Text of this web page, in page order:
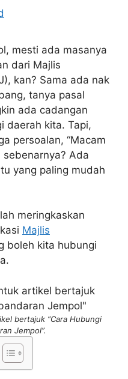
mesti ada masanya
dari Majlis
kan? Sama ada nak
tanya pasal
ada cadangan
daerah kita. Tapi,
persoalan, “Macam
sebenarnya? Ada
yang paling mudah
meringkaskan
Majlis
boleh kita hubungi
bertajuk “Cara Hubungi
Jempol”.